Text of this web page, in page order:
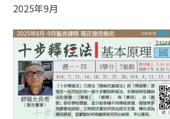
2025年9月